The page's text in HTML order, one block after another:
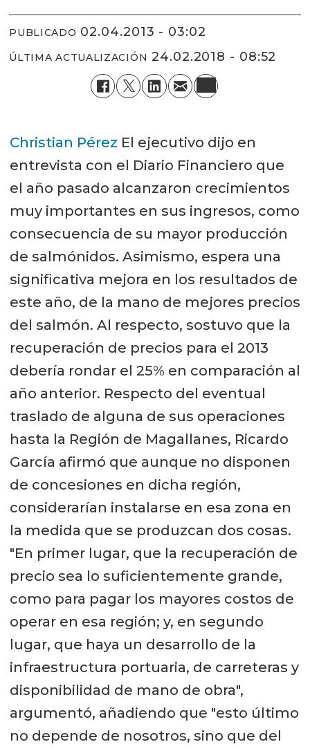
PUBLICADO 02.04.2013 - 03:02
ÚLTIMA ACTUALIZACIÓN 24.02.2018 - 08:52
Christian Pérez El ejecutivo dijo en
entrevista con el Diario Financiero que
el año pasado alcanzaron crecimientos
muy importantes en sus ingresos, como
consecuencia de su mayor producción
de salmónidos. Asimismo, espera una
significativa mejora en los resultados de
este año, de la mano de mejores precios
del salmón. Al respecto, sostuvo que la
recuperación de precios para el 2013
debería rondar el 25% en comparación al
año anterior. Respecto del eventual
traslado de alguna de sus operaciones
hasta la Región de Magallanes, Ricardo
García afirmó que aunque no disponen
de concesiones en dicha región,
considerarían instalarse en esa zona en
la medida que se produzcan dos cosas.
"En primer lugar, que la recuperación de
precio sea lo suficientemente grande,
como para pagar los mayores costos de
operar en esa región; y, en segundo
lugar, que haya un desarrollo de la
infraestructura portuaria, de carreteras y
disponibilidad de mano de obra",
argumentó, añadiendo que "esto último
no depende de nosotros, sino que del